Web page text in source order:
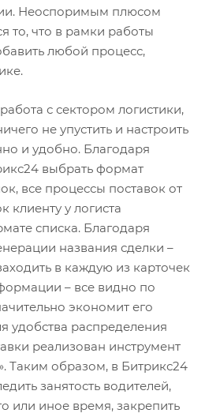
Неоспоримым плюсом
то, что в рамки работы
любой процесс,
с сектором логистики,
не упустить и настроить
и удобно. Благодаря
выбрать формат
все процессы поставок от
клиенту у логиста
списка. Благодаря
названия сделки –
в каждую из карточек
– все видно по
экономит его
удобства распределения
реализован инструмент
Таким образом, в Битрикс24
занятость водителей,
или иное время, закрепить